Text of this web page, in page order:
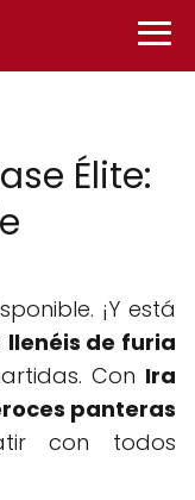
Élite:
¡Y está
llenéis de furia
Con Ira
panteras
con todos